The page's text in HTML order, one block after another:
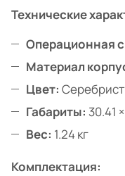
Технические
Операционная
Материал
Цвет:
Габариты: 30.41
Вес: 1.24 кг
Комплектация: